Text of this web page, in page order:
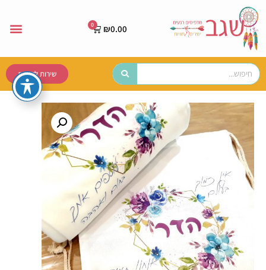
₪0.00
שירות לקוחות